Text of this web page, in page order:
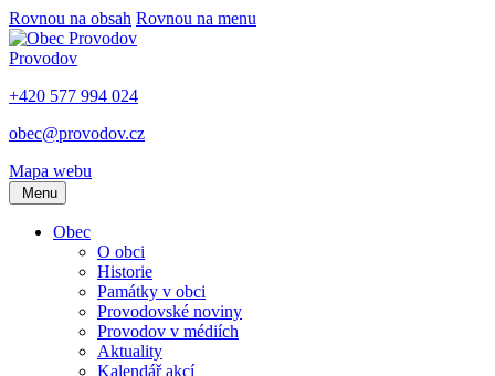
Rovnou na obsah Rovnou na menu
Provodov
+420 577 994 024
obec@provodov.cz
Mapa webu
Menu
Obec
O obci
Historie
Památky v obci
Provodovské noviny
Provodov v médiích
Aktuality
Kalendář akcí